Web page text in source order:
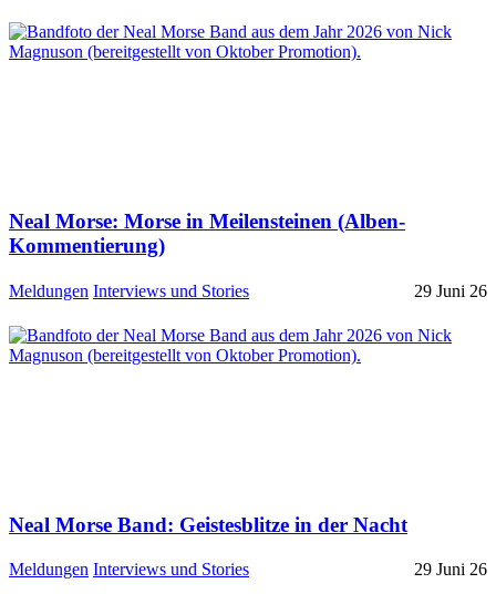
Neal Morse: Morse in Meilensteinen (Alben-
Kommentierung)
Meldungen Interviews und Stories 29 Juni 26
Neal Morse Band: Geistesblitze in der Nacht
Meldungen Interviews und Stories 29 Juni 26